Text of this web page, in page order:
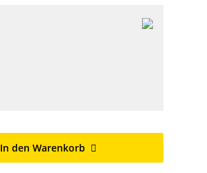
In den Warenkorb